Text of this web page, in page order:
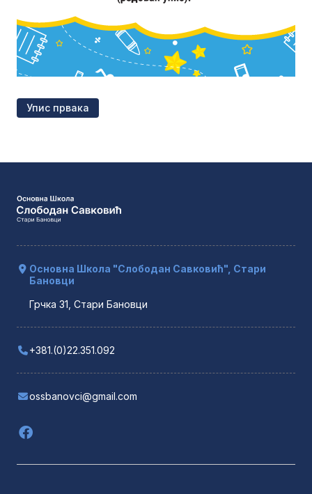
Упис првака
Основна Школа "Слободан Савковић", Стари
Бановци
Грчка 31, Стари Бановци
+381.(0)22.351.092
ossbanovci@gmail.com